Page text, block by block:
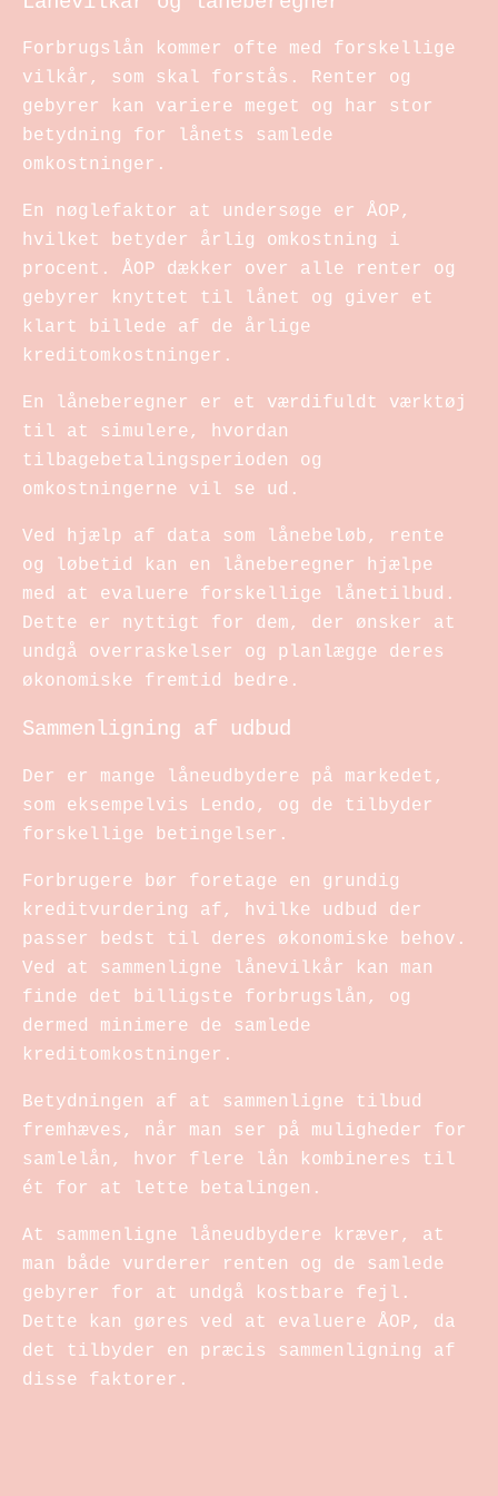
Forbrugslån kommer ofte med forskellige
vilkår, som skal forstås. Renter og
gebyrer kan variere meget og har stor
betydning for lånets samlede
omkostninger.
En nøglefaktor at undersøge er ÅOP,
hvilket betyder årlig omkostning i
procent. ÅOP dækker over alle renter og
gebyrer knyttet til lånet og giver et
klart billede af de årlige
kreditomkostninger.
En låneberegner er et værdifuldt værktøj
til at simulere, hvordan
tilbagebetalingsperioden og
omkostningerne vil se ud.
Ved hjælp af data som lånebeløb, rente
og løbetid kan en låneberegner hjælpe
med at evaluere forskellige lånetilbud.
Dette er nyttigt for dem, der ønsker at
undgå overraskelser og planlægge deres
økonomiske fremtid bedre.
Sammenligning af udbud
Der er mange låneudbydere på markedet,
som eksempelvis Lendo, og de tilbyder
forskellige betingelser.
Forbrugere bør foretage en grundig
kreditvurdering af, hvilke udbud der
passer bedst til deres økonomiske behov.
Ved at sammenligne lånevilkår kan man
finde det billigste forbrugslån, og
dermed minimere de samlede
kreditomkostninger.
Betydningen af at sammenligne tilbud
fremhæves, når man ser på muligheder for
samlelån, hvor flere lån kombineres til
ét for at lette betalingen.
At sammenligne låneudbydere kræver, at
man både vurderer renten og de samlede
gebyrer for at undgå kostbare fejl.
Dette kan gøres ved at evaluere ÅOP, da
det tilbyder en præcis sammenligning af
disse faktorer.